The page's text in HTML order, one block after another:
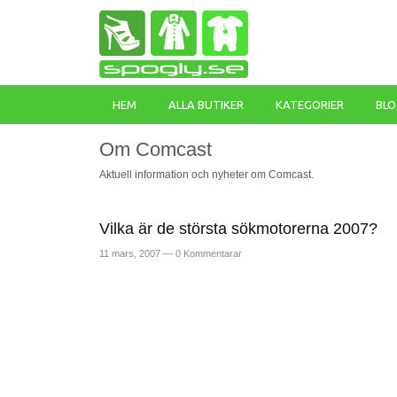
HEM ALLA BUTIKER KATEGORIER
Om Comcast
Aktuell information och nyheter om Comcast.
Vilka är de största sökmotorerna 2007?
11 mars, 2007 — 0 Kommentarar